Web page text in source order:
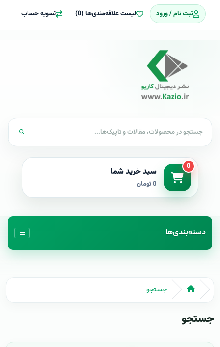
ثبت نام / ورود لیست علاقه‌مندی‌ها (0) تسویه حساب
0 سبد خرید شما
0 تومان
دسته‌بندی‌ها
جستجو
جستجو